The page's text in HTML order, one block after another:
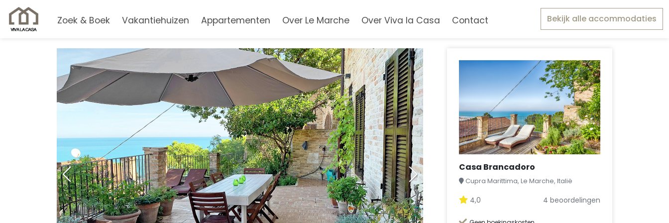
Zoek & Boek Vakantiehuizen Appartementen Over Le Marche Over Viva la Casa Contact Bekijk alle accommodaties
Casa Brancadoro
Cupra Marittima, Le Marche, Italië
4,0 4 beoordelingen